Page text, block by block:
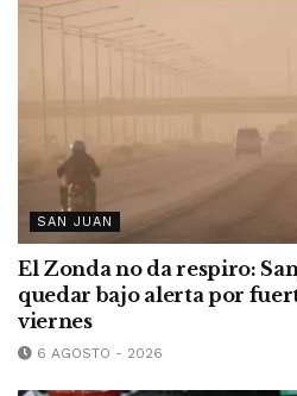
SAN JUAN
El Zonda no da respiro:
quedar bajo alerta por
viernes
6 AGOSTO - 2026